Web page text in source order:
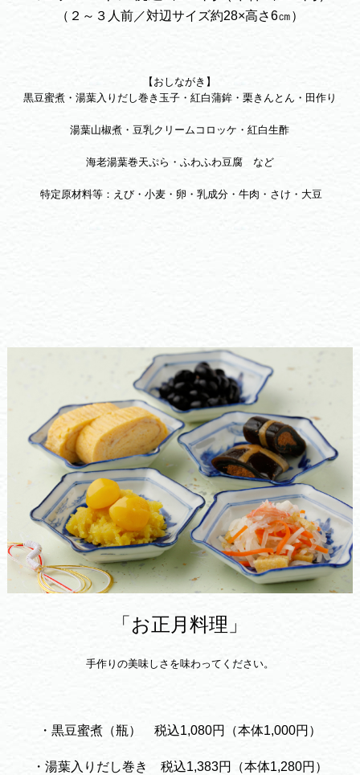
（２～３人前／対辺サイズ約28×高さ6㎝）
【おしながき】
黒豆蜜煮・湯葉入りだし巻き玉子・紅白蒲鉾・栗きんとん・田作り
湯葉山椒煮・豆乳クリームコロッケ・紅白生酢
海老湯葉巻天ぷら・ふわふわ豆腐 など
特定原材料等：えび・小麦・卵・乳成分・牛肉・さけ・大豆
「お正月料理」
手作りの美味しさを味わってください。
・黒豆蜜煮（瓶） 税込1,080円（本体1,000円）
・湯葉入りだし巻き 税込1,383円（本体1,280円）